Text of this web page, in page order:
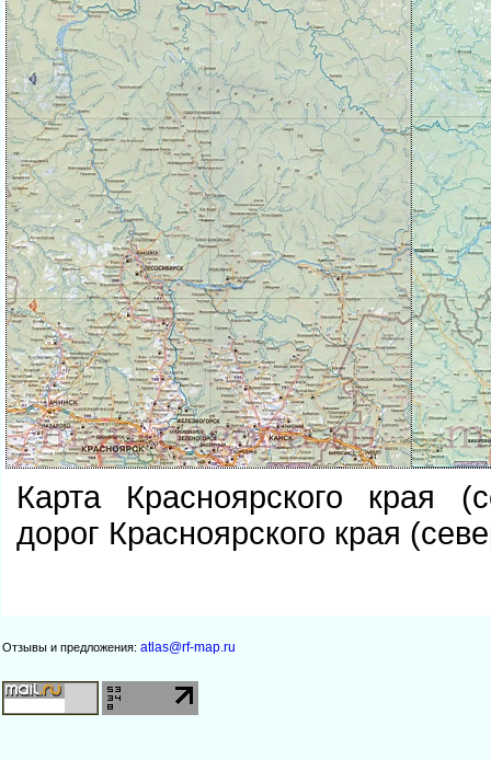
Карта Красноярского края
дорог Красноярского края
Отзывы и предложения: atlas@rf-map.ru